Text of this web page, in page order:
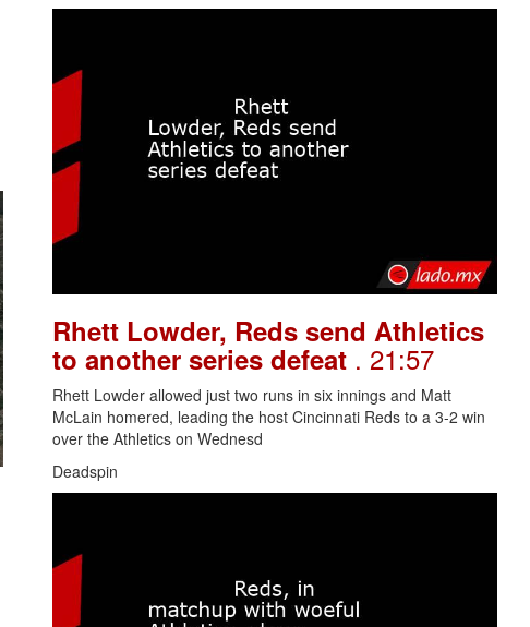
Rhett Lowder, Reds send Athletics
to another series defeat . 21:57
Rhett Lowder allowed just two runs in six innings and Matt
McLain homered, leading the host Cincinnati Reds to a 3-2 win
over the Athletics on Wednesd
Deadspin